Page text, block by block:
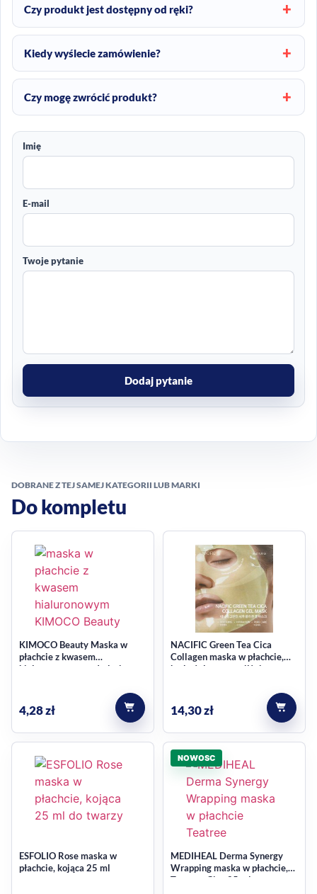
Czy produkt jest dostępny od ręki?
Kiedy wyślecie zamówienie?
Czy mogę zwrócić produkt?
Imię
E-mail
Twoje pytanie
Dodaj pytanie
DOBRANE Z TEJ SAMEJ KATEGORII LUB MARKI
Do kompletu
KIMOCO Beauty Maska w
płachcie z kwasem
hialuronowym wygładzająco-
4,28zł
NACIFIC Green Tea Cica
Collagen maska w płachcie,
hydrożelowa, nawilżająco -
14,30zł
ESFOLIO Rose maska w
płachcie, kojąca 25 ml
NOWOSC
MEDIHEAL Derma Synergy
Wrapping maska w płachcie,
Teatree, Cica 25 ml